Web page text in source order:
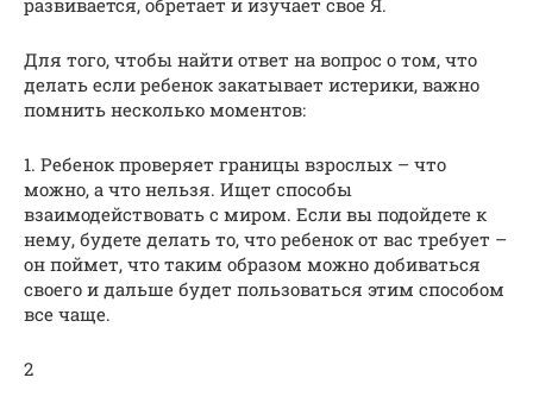
Для того, чтобы найти ответ на вопрос о том, что
делать если ребенок закатывает истерики, важно
помнить несколько моментов:
1. Ребенок проверяет границы взрослых – что
можно, а что нельзя. Ищет способы
взаимодействовать с миром. Если вы подойдете к
нему, будете делать то, что ребенок от вас требует –
он поймет, что таким образом можно добиваться
своего и дальше будет пользоваться этим способом
все чаще.
2